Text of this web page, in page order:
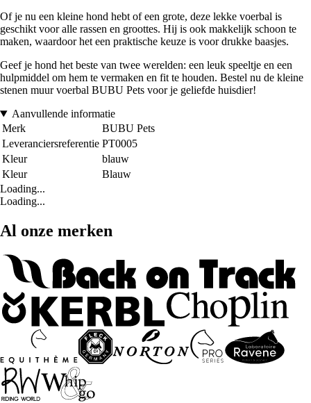
Of je nu een kleine hond hebt of een grote, deze lekke voerbal is
geschikt voor alle rassen en groottes. Hij is ook makkelijk schoon te
maken, waardoor het een praktische keuze is voor drukke baasjes.
Geef je hond het beste van twee werelden: een leuk speeltje en een
hulpmiddel om hem te vermaken en fit te houden. Bestel nu de kleine
stenen muur voerbal BUBU Pets voor je geliefde huisdier!
Aanvullende informatie
Merk
BUBU Pets
Leveranciersreferentie PT0005
Kleur
blauw
Kleur
Blauw
Loading...
Loading...
Al onze merken